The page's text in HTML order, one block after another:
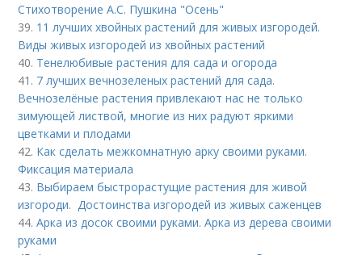
Стихотворение А.С. Пушкина "Осень"
39. 11 лучших хвойных растений для живых изгородей.
Виды живых изгородей из хвойных растений
40. Тенелюбивые растения для сада и огорода
41. 7 лучших вечнозеленых растений для сада.
Вечнозелёные растения привлекают нас не только
зимующей листвой, многие из них радуют яркими
цветками и плодами
42. Как сделать межкомнатную арку своими руками.
Фиксация материала
43. Выбираем быстрорастущие растения для живой
изгороди. Достоинства изгородей из живых саженцев
44.Арка из досок своими руками. Арка из дерева своими
руками